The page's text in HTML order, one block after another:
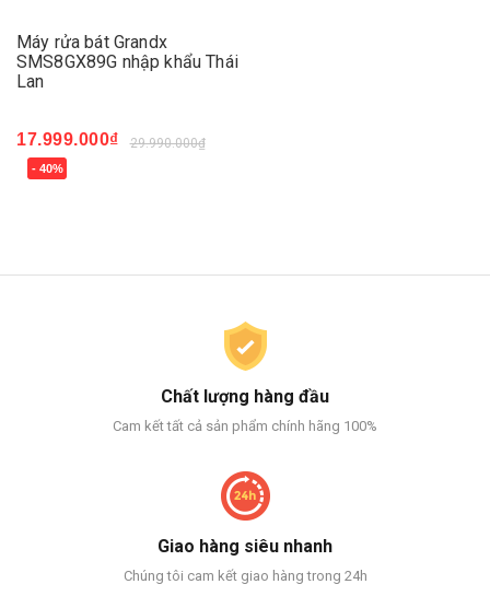
Máy rửa bát Grandx
SMS8GX89G nhập khẩu Thái
Lan
17.999.000₫ 29.990.000₫
- 40%
Chất lượng hàng đầu
Cam kết tất cả sản phẩm chính hãng 100%
Giao hàng siêu nhanh
Chúng tôi cam kết giao hàng trong 24h